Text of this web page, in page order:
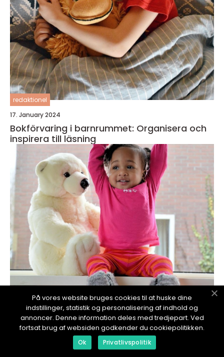
redaktionel
17. January 2024
Bokförvaring i barnrummet: Organisera och
inspirera till läsning
redaktionel
17. January 2024
Vimpel barnrum: Färgglada detaljer som
skapar en inbjudande och lekfull atmosfär
På vores website bruges cookies til at huske dine
indstillinger, statistik og personalisering af indhold og
annoncer. Denne information deles med tredjepart. Ved
fortsat brug af websiden godkender du cookiepolitikken.
Ok Privatlivspolitik